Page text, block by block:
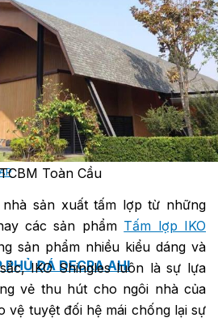
PHỦ ĐÁ IKO
GẠCH)
(TỔ ONG)
(VẢY CÁ)
LỚP)
PHỦ ĐÁ DECRA AHI
Toàn Cầu
nhà sản xuất tấm lợp từ những
các sản phẩm Tấm lợp IKO
sản phẩm nhiều kiểu dáng và
IKO Shingles luôn là sự lựa
vẻ thu hút cho ngôi nhà của
vệ tuyệt đối hệ mái chống lại sự